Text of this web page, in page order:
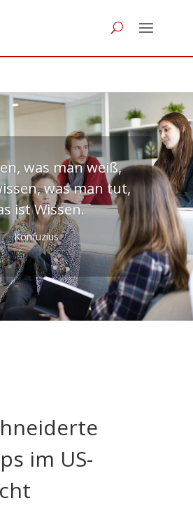
was man weiß,
was man tut,
ist Wissen.
Konfuzius
im US-